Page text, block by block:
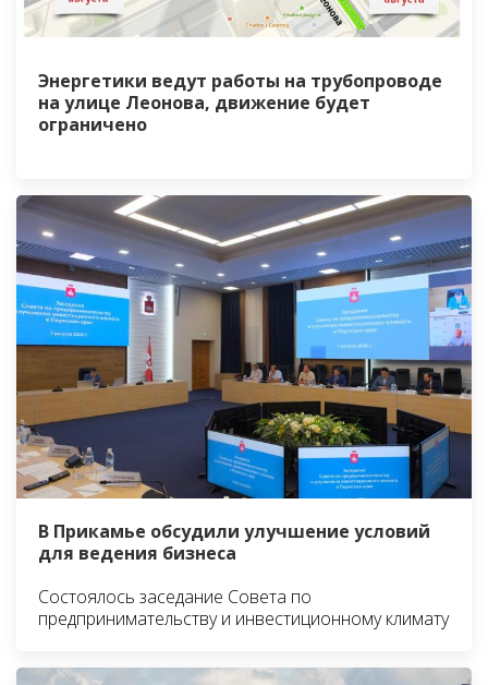
Энергетики ведут работы на трубопроводе
на улице Леонова, движение будет
ограничено
В Прикамье обсудили улучшение условий
для ведения бизнеса
Состоялось заседание Совета по
предпринимательству и инвестиционному климату